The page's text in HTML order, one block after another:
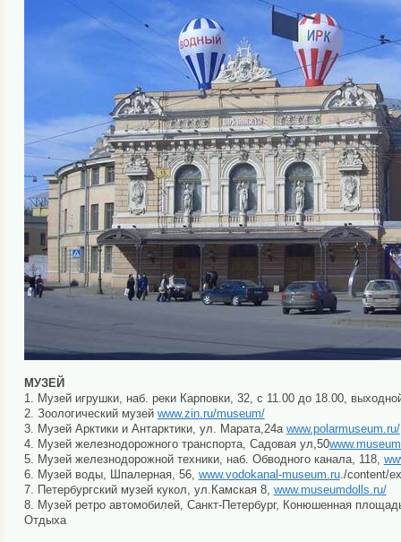
МУЗЕЙ
1. Музей игрушки, наб. реки Карповки, 32, с 11.00 до 18.00,
2. Зоологический музей www.zin.ru/museum/
3. Музей Арктики и Антарктики, ул. Марата,24а www.polarmuseum.ru/
4. Музей железнодорожного транспорта, Садовая ул,50
5. Музей железнодорожной техники, наб. Обводного канала, 118,
6. Музей воды, Шпалерная, 56, www.vodokanal-museum.ru./content/
7. Петербургский музей кукол, ул.Камская 8, www.museumdolls.ru/
8. Музей ретро автомобилей, Санкт-Петербург, Конюшенная
Отдыха